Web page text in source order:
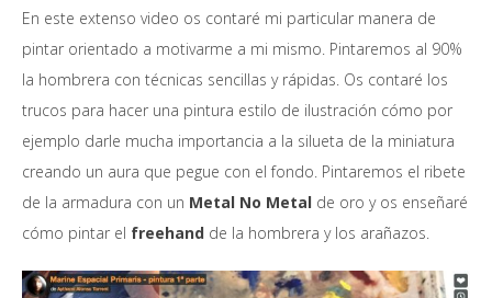
En este extenso video os contaré mi particular manera de
pintar orientado a motivarme a mi mismo. Pintaremos al 90%
la hombrera con técnicas sencillas y rápidas. Os contaré los
trucos para hacer una pintura estilo de ilustración cómo por
ejemplo darle mucha importancia a la silueta de la miniatura
creando un aura que pegue con el fondo. Pintaremos el ribete
de la armadura con un Metal No Metal de oro y os enseñaré
cómo pintar el freehand de la hombrera y los arañazos.